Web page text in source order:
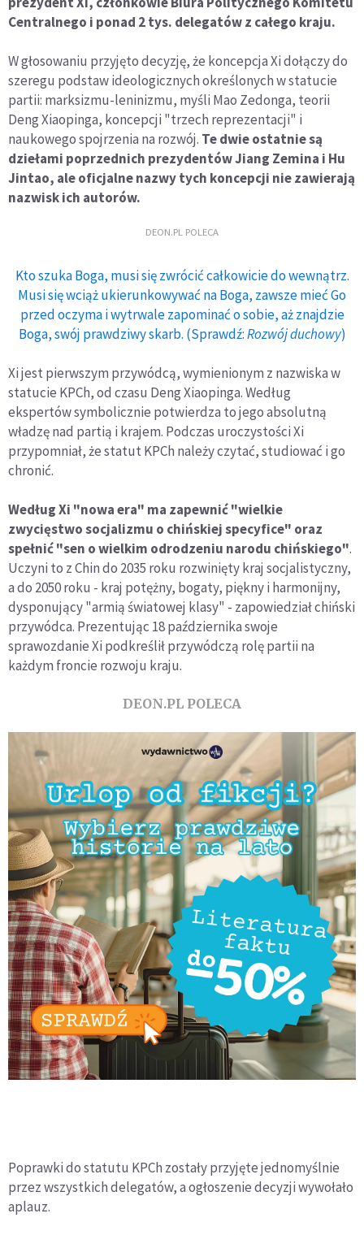
Centralnego i ponad 2 tys. delegatów z całego kraju.
W głosowaniu przyjęto decyzję, że koncepcja Xi dołączy do
szeregu podstaw ideologicznych określonych w statucie
partii: marksizmu-leninizmu, myśli Mao Zedonga, teorii
Deng Xiaopinga, koncepcji "trzech reprezentacji" i
naukowego spojrzenia na rozwój. Te dwie ostatnie są
dziełami poprzednich prezydentów Jiang Zemina i Hu
Jintao, ale oficjalne nazwy tych koncepcji nie zawierają
nazwisk ich autorów.
DEON.PL POLECA
Kto szuka Boga, musi się zwrócić całkowicie do wewnątrz.
Musi się wciąż ukierunkowywać na Boga, zawsze mieć Go
przed oczyma i wytrwale zapominać o sobie, aż znajdzie
Boga, swój prawdziwy skarb. (Sprawdź:Rozwój duchowy)
Xi jest pierwszym przywódcą, wymienionym z nazwiska w
statucie KPCh, od czasu Deng Xiaopinga. Według
ekspertów symbolicznie potwierdza to jego absolutną
władzę nad partią i krajem. Podczas uroczystości Xi
przypomniał, że statut KPCh należy czytać, studiować i go
chronić.
Według Xi "nowa era" ma zapewnić "wielkie
zwycięstwo socjalizmu o chińskiej specyfice" oraz
spełnić "sen o wielkim odrodzeniu narodu chińskiego".
Uczyni to z Chin do 2035 roku rozwinięty kraj socjalistyczny,
a do 2050 roku - kraj potężny, bogaty, piękny i harmonijny,
dysponujący "armią światowej klasy" - zapowiedział chiński
przywódca. Prezentując 18 października swoje
sprawozdanie Xi podkreślił przywódczą rolę partii na
każdym froncie rozwoju kraju.
DEON.PL POLECA
Poprawki do statutu KPCh zostały przyjęte jednomyślnie
przez wszystkich delegatów, a ogłoszenie decyzji wywołało
aplauz.